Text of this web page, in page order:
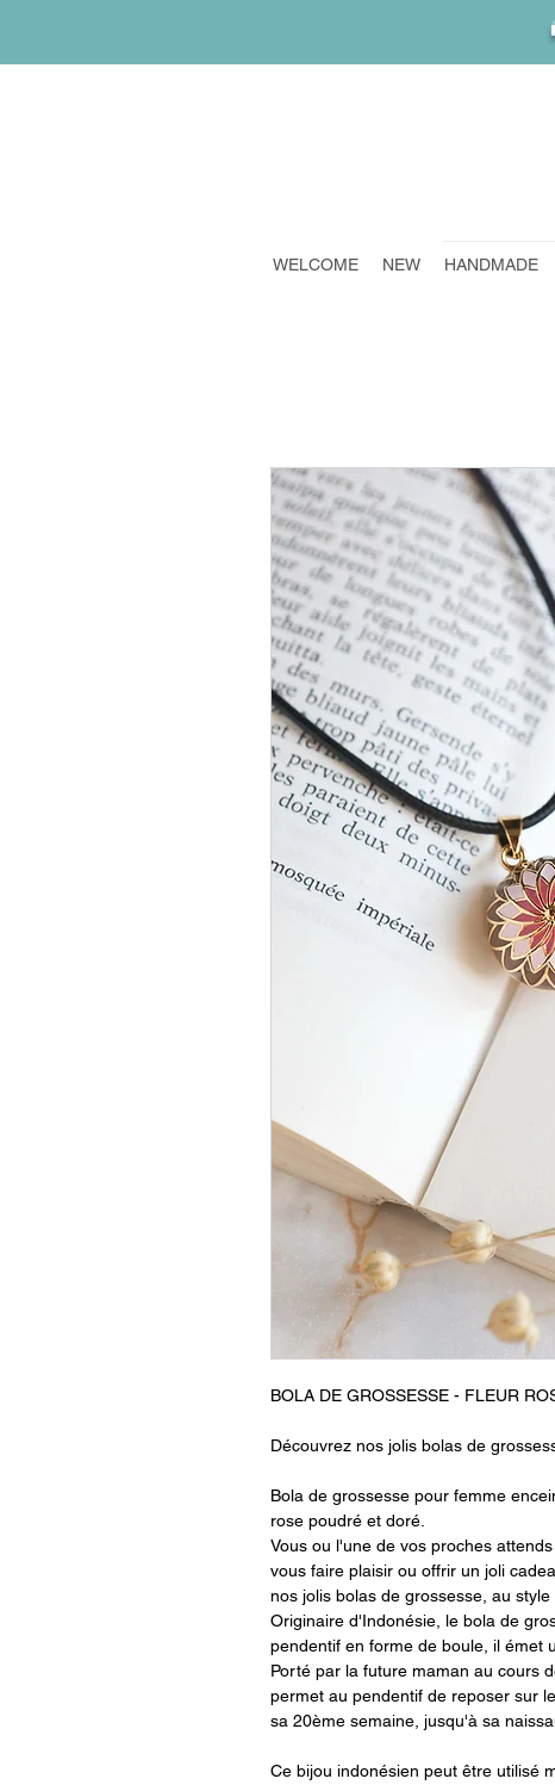
WELCOME NEW HANDMADE
BOLA DE GROSSESSE - FLEUR
Découvrez nos jolis bolas de
Bola de grossesse pour femme
rose poudré et doré.
Vous ou l'une de vos proches
vous faire plaisir ou offrir un joli
nos jolis bolas de grossesse, au style
Originaire d'Indonésie, le bola de
pendentif en forme de boule, il émet
Porté par la future maman au cours
permet au pendentif de reposer sur
sa 20ème semaine, jusqu'à sa
Ce bijou indonésien peut être utilisé